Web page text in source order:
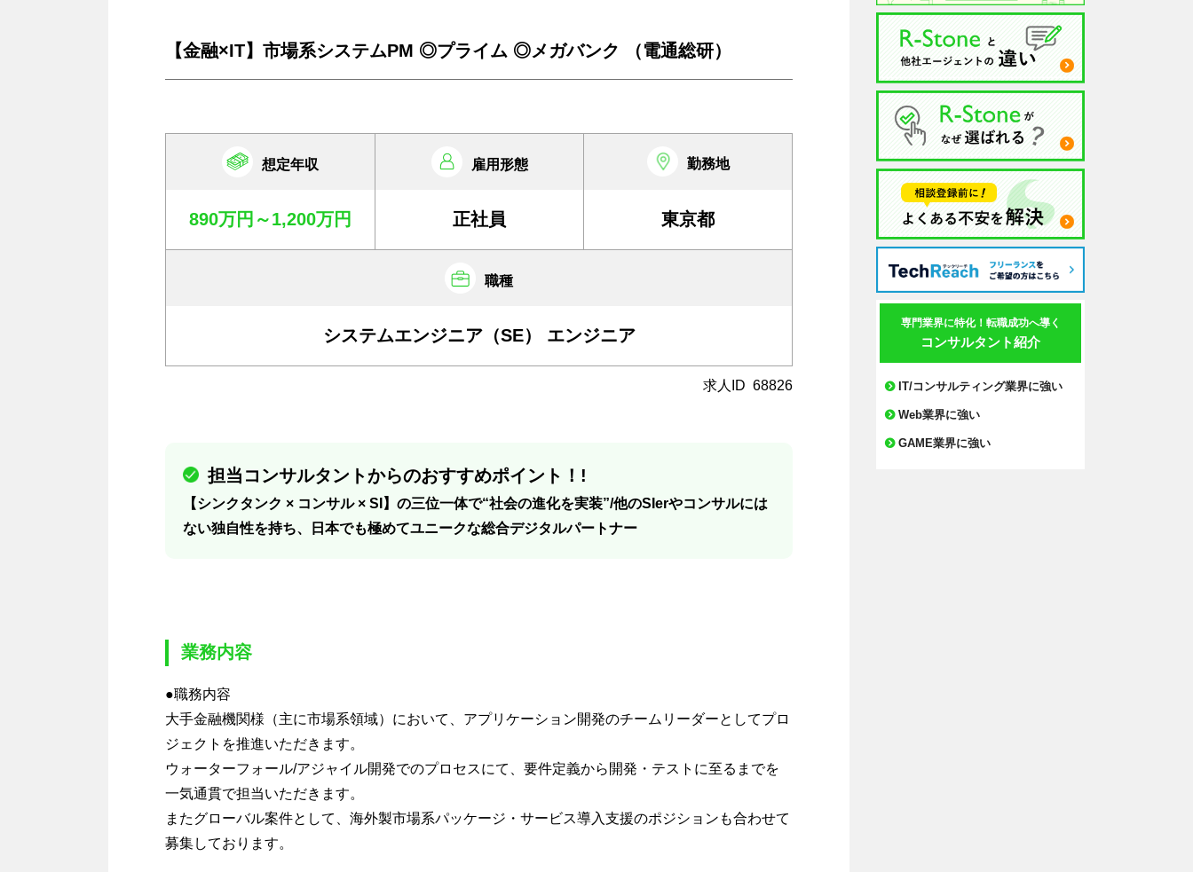
【金融×IT】市場系システムPM ◎プライム ◎メガバンク （電通総研）
想定年収 雇用形態 勤務地
890万円～1,200万円 正社員 東京都
職種
システムエンジニア（SE） エンジニア
求人ID 68826
担当コンサルタントからのおすすめポイント！!
【シンクタンク × コンサル × SI】の三位一体で“社会の進化を実装”/他のSIerやコンサルには
ない独自性を持ち、日本でも極めてユニークな総合デジタルパートナー
業務内容
●職務内容
大手金融機関様（主に市場系領域）において、アプリケーション開発のチームリーダーとしてプロ
ジェクトを推進いただきます。
ウォーターフォール/アジャイル開発でのプロセスにて、要件定義から開発・テストに至るまでを
一気通貫で担当いただきます。
またグローバル案件として、海外製市場系パッケージ・サービス導入支援のポジションも合わせて
募集しております。
専門業界に特化！転職成功へ導く
コンサルタント紹介
IT/コンサルティング業界に強い
Web業界に強い
GAME業界に強い